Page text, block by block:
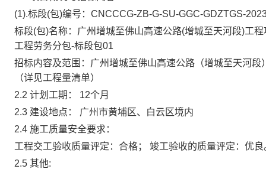
(1).标段(包)编号： CNCCCG-ZB-G-SU-GGC-GDZTGS-
标段(包)名称： 广州增城至佛山高速公路(增城至天河段)工
工程劳务分包-标段包01
招标内容及范围： 广州增城至佛山高速公路（增城至天河
（详见工程量清单）
2.2 计划工期： 12个月
2.3 建设地点： 广州市黄埔区、白云区境内
2.4 施工质量安全要求：
工程交工验收质量评定：合格； 竣工验收的质量评定：优良
2.5 其他: